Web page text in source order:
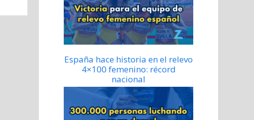
España hace historia en el relevo
4×100 femenino: récord
nacional